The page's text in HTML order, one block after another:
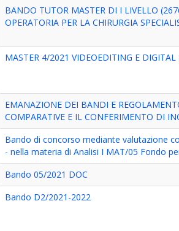
BANDO TUTOR MASTER DI I LIVELLO
OPERATORIA PER LA CHIRURGIA
MASTER 4/2021 VIDEOEDITING E DIGITAL
EMANAZIONE DEI BANDI E
COMPARATIVE E IL CONFERIMENTO DI
Bando di concorso mediante valutazione
- nella materia di Analisi I MAT/05 Fondo
Bando 05/2021 DOC
Bando D2/2021-2022